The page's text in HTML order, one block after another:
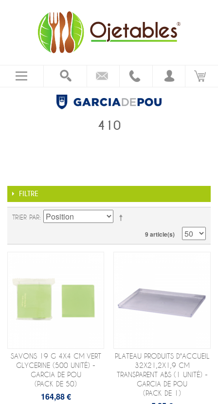
410
FILTRE
TRIER PAR
9 article(s)
SAVONS 19 G 4X4 CM VERT
GLYCERINE (500 UNITÉ) -
GARCIA DE POU
(PACK DE 50)
164,88 €
PLATEAU PRODUITS D"ACCUEIL
32X21,2X1,9 CM
TRANSPARENT ABS (1 UNITÉ) -
GARCIA DE POU
(PACK DE 1)